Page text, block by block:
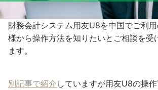
財務会計システム用友U8を中国でご利
様から操作方法を知りたいとご相談を受
ます。
別記事で紹介 していますが用友U8の操